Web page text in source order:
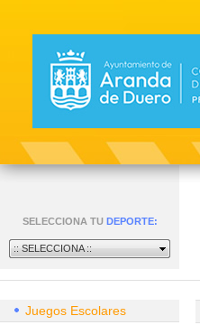
SELECCIONA TU DEPORTE:
:: SELECCIONA ::
Juegos Escolares